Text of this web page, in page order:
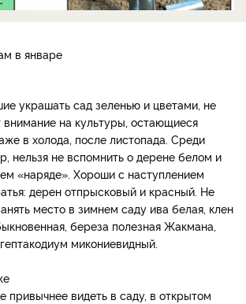
в январе
украшать сад зеленью и цветами, не
на культуры, остающиеся
в холода, после листопада. Среди
нельзя не вспомнить о дерене белом и
«наряде». Хороши с наступлением
дерен отпрысковый и красный. Не
место в зимнем саду ива белая, клен
береза полезная Жакмана,
микониевидный.
привычнее видеть в саду, в открытом